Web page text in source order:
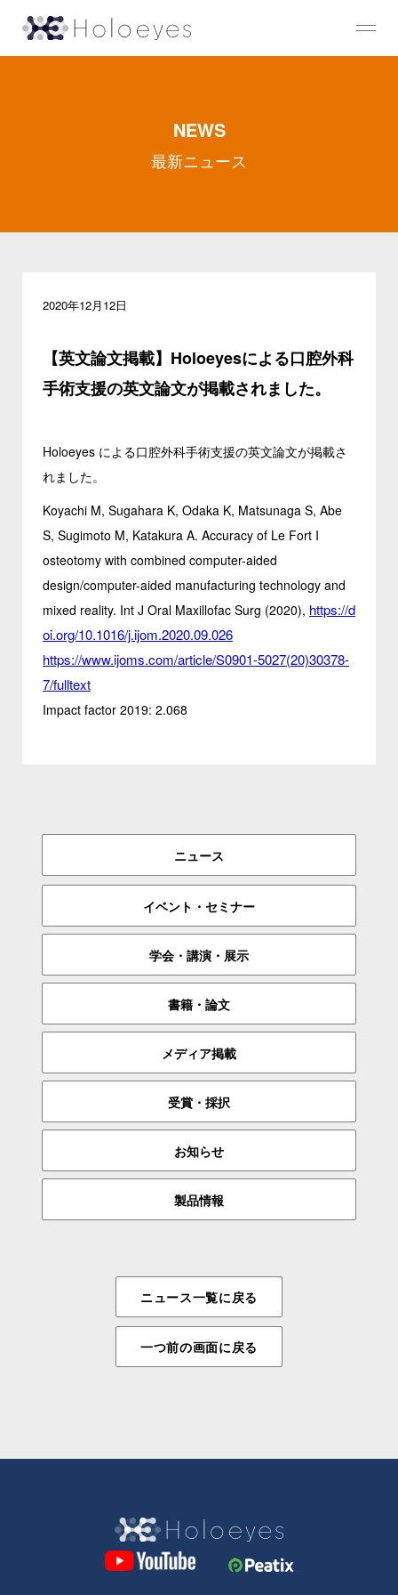
NEWS
最新ニュース
ニュース
イベント・セミナー
学会・講演・展示
書籍・論文
メディア掲載
受賞・採択
お知らせ
製品情報
2020年12月12日
【英文論文掲載】Holoeyesによる口腔外科
手術支援の英文論文が掲載されました。
Holoeyes による口腔外科手術支援の英文論文が掲載さ
れました。
Koyachi M, Sugahara K, Odaka K, Matsunaga S, Abe
S, Sugimoto M, Katakura A. Accuracy of Le Fort I
osteotomy with combined computer-aided
design/computer-aided manufacturing technology and
mixed reality. Int J Oral Maxillofac Surg (2020), https://d
oi.org/10.1016/j.ijom.2020.09.026
https://www.ijoms.com/article/S0901-5027(20)30378-
7/fulltext
Impact factor 2019: 2.068
ニュース一覧に戻る
一つ前の画面に戻る